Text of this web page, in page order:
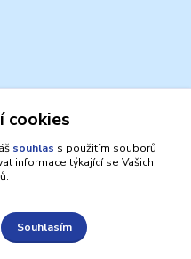
cookies
souhlas s použitím souborů
informace týkající se Vašich
Souhlasím